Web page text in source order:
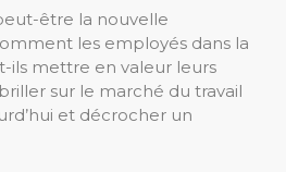
être la nouvelle
les employés dans la
ils mettre en valeur leurs
sur le marché du travail
et décrocher un